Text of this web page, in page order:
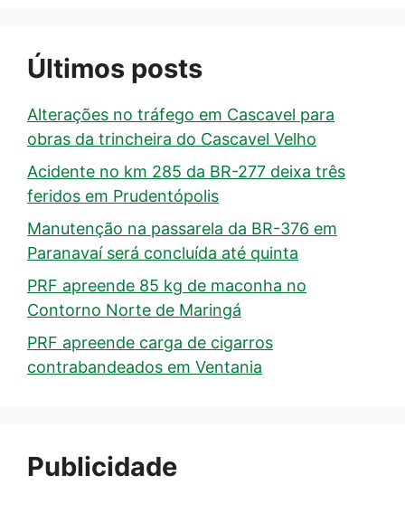
Últimos posts
Alterações no tráfego em Cascavel para
obras da trincheira do Cascavel Velho
Acidente no km 285 da BR-277 deixa três
feridos em Prudentópolis
Manutenção na passarela da BR-376 em
Paranavaí será concluída até quinta
PRF apreende 85 kg de maconha no
Contorno Norte de Maringá
PRF apreende carga de cigarros
contrabandeados em Ventania
Publicidade